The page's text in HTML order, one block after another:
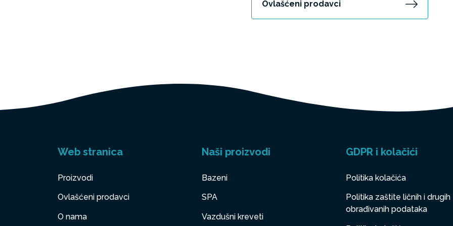
Ovlašćeni prodavci
Web stranica
Proizvodi
Ovlašćeni prodavci
O nama
Naši proizvodi
Bazeni
SPA
Vazdušni kreveti
GDPR i kolačići
Politika kolačića
Politika zaštite ličnih i drugih
obrađivanih podataka